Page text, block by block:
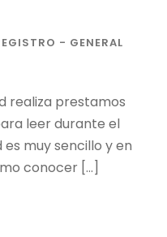
- GENERAL
realiza prestamos
leer durante el
es muy sencillo y en
conocer […]